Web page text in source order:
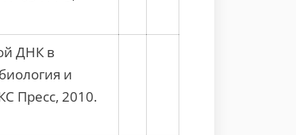
ДНК в
и
Пресс, 2010.